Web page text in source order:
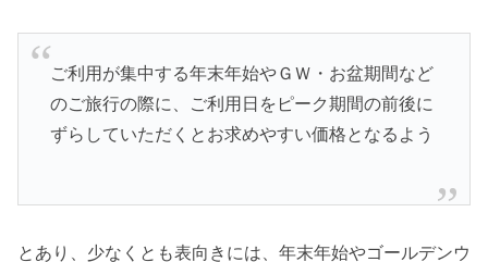
ご利用が集中する年末年始やＧＷ・お盆期間など
のご旅行の際に、ご利用日をピーク期間の前後に
ずらしていただくとお求めやすい価格となるよう
とあり、少なくとも表向きには、年末年始やゴールデンウ